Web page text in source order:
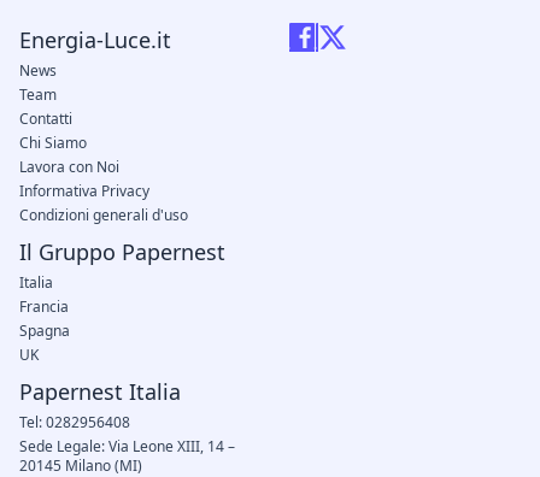
Energia-Luce.it
News
Team
Contatti
Chi Siamo
Lavora con Noi
Informativa Privacy
Condizioni generali d'uso
Il Gruppo Papernest
Italia
Francia
Spagna
UK
Papernest Italia
Tel: 0282956408
Sede Legale: Via Leone XIII, 14 –
20145 Milano (MI)